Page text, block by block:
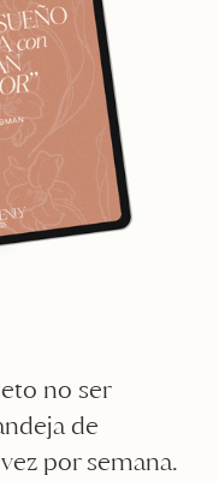
no ser
de
por semana.